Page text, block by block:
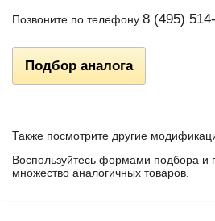
Позвоните по телефону 8 (495)
Подбор аналога
Также посмотрите другие
Воспользуйтесь формами подбора и
множество аналогичных товаров.